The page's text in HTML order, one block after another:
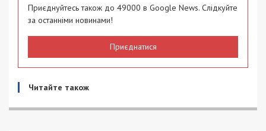
Приєднуйтесь також до 49000 в Google News. Слідкуйте
за останніми новинами!
Приєднатися
Читайте також